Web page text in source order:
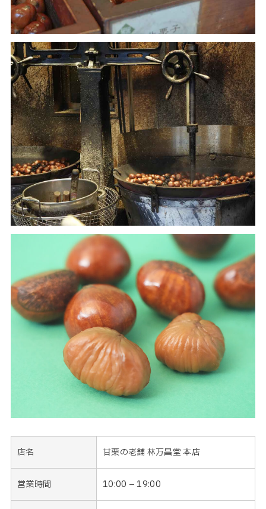
店名 甘栗の老舗 林万昌堂 本店
営業時間 10:00 – 19:00